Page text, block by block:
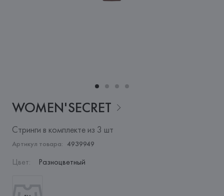
WOMEN'SECRET
Стринги в комплекте из 3 шт
Артикул товара: 4939949
Цвет: Разноцветный